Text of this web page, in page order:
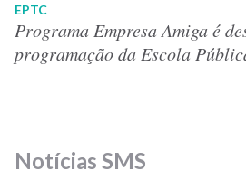
EPTC
Programa Empresa Amiga é
programação da Escola
Notícias SMS